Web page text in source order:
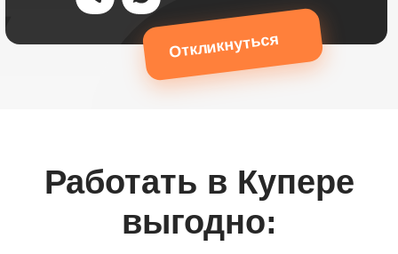
Откликнуться
Работать в Купере
выгодно: